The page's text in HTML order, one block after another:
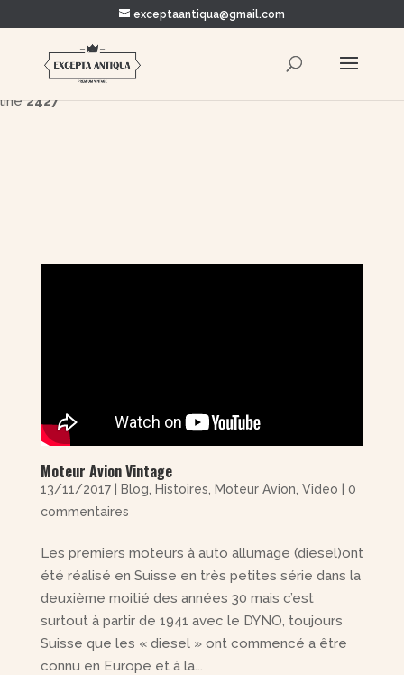
Warning: Trying to access array offset on value of type bool in
/home/clients/
content/themes/Divi/includes/builder/functions.php
line2427
exceptaantiqua@gmail.com
Moteur Avion Vintage
13/11/2017| Blog Histoires Moteur Avion Video
0
commentaires
Les premiers moteurs à auto allumage (diesel)ont
été réalisé en Suisse en très petites série dans la
deuxième moitié des années 30 mais c’est
surtout à partir de 1941 avec le DYNO, toujours
Suisse que les « diesel » ont commencé a être
connu en Europe et à la...